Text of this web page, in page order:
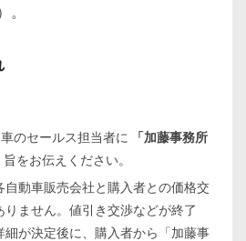
。
のセールス担当者に
「加藤事務所
旨をお伝えください。
自動車販売会社と購入者との価格交
りません。値引き交渉などが終了
細が決定後に、購入者から「加藤事